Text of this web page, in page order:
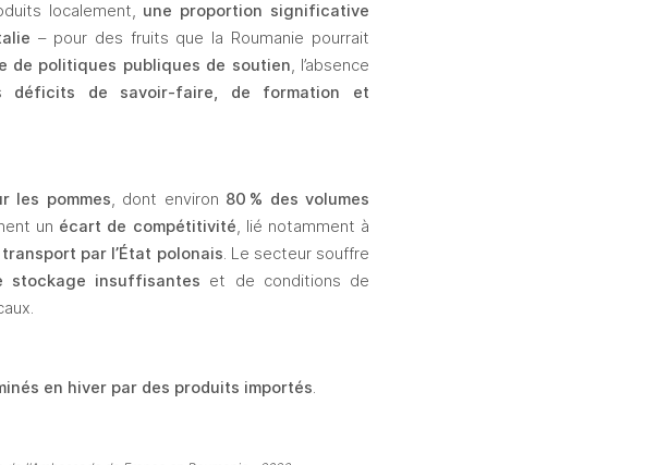
localement, une proportion significative
– pour des fruits que la Roumanie pourrait
de politiques publiques de soutien, l’absence
déficits de savoir‑faire, de formation et
les pommes, dont environ 80 % des volumes
un écart de compétitivité, lié notamment à
par l’État polonais. Le secteur souffre
stockage insuffisantes et de conditions de
en hiver par des produits importés.